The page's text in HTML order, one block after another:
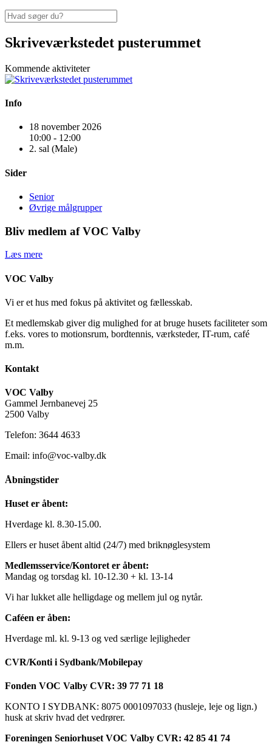
Skriveværkstedet pusterummet
Kommende aktiviteter
Info
18 november 2026
10:00 - 12:00
2. sal (Male)
Sider
Senior
Øvrige målgrupper
Bliv medlem af VOC Valby
Læs mere
VOC Valby
Vi er et hus med fokus på aktivitet og fællesskab.
Et medlemskab giver dig mulighed for at bruge husets faciliteter som
f.eks. vores to motionsrum, bordtennis, værksteder, IT-rum, café
m.m.
Kontakt
VOC Valby
Gammel Jernbanevej 25
2500 Valby
Telefon: 3644 4633
Email: info@voc-valby.dk
Åbningstider
Huset er åbent:
Hverdage kl. 8.30-15.00.
Ellers er huset åbent altid (24/7) med briknøglesystem
Medlemsservice/Kontoret er åbent:
Mandag og torsdag kl. 10-12.30 + kl. 13-14
Vi har lukket alle helligdage og mellem jul og nytår.
Caféen er åben:
Hverdage ml. kl. 9-13 og ved særlige lejligheder
CVR/Konti i Sydbank/Mobilepay
Fonden VOC Valby CVR: 39 77 71 18
KONTO I SYDBANK: 8075 0001097033 (husleje, leje og lign.)
husk at skriv hvad det vedrører.
Foreningen Seniorhuset VOC Valby CVR: 42 85 41 74